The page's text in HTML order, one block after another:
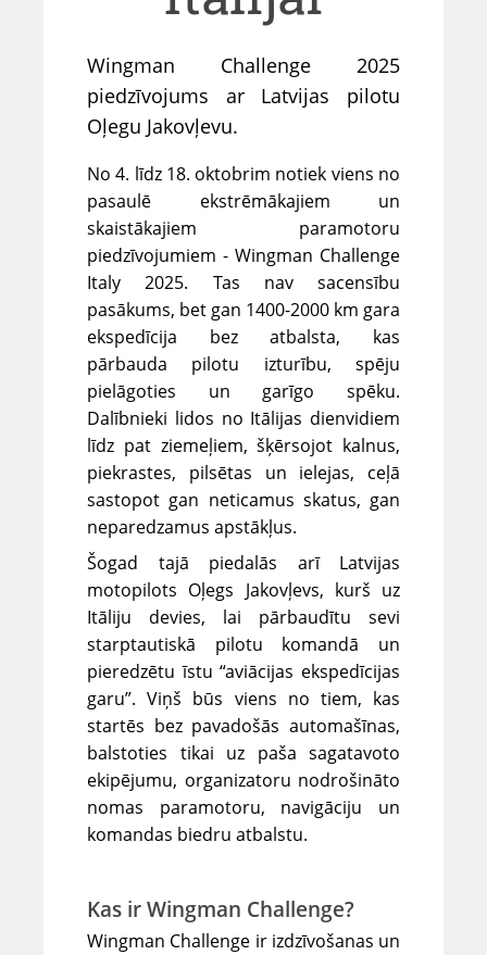
Wingman Challenge 2025
piedzīvojums ar Latvijas pilotu
Oļegu Jakovļevu.
No 4. līdz 18. oktobrim notiek viens no
pasaulē ekstrēmākajiem un
skaistākajiem paramotoru
piedzīvojumiem - Wingman Challenge
Italy 2025. Tas nav sacensību
pasākums, bet gan 1400-2000 km gara
ekspedīcija bez atbalsta, kas
pārbauda pilotu izturību, spēju
pielāgoties un garīgo spēku.
Dalībnieki lidos no Itālijas dienvidiem
līdz pat ziemeļiem, šķērsojot kalnus,
piekrastes, pilsētas un ielejas, ceļā
sastopot gan neticamus skatus, gan
neparedzamus apstākļus.
Šogad tajā piedalās arī Latvijas
motopilots Oļegs Jakovļevs, kurš uz
Itāliju devies, lai pārbaudītu sevi
starptautiskā pilotu komandā un
pieredzētu īstu “aviācijas ekspedīcijas
garu”. Viņš būs viens no tiem, kas
startēs bez pavadošās automašīnas,
balstoties tikai uz paša sagatavoto
ekipējumu, organizatoru nodrošināto
nomas paramotoru, navigāciju un
komandas biedru atbalstu.
Kas ir Wingman Challenge?
Wingman Challenge ir izdzīvošanas un